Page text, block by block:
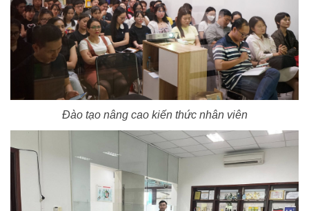
Đào tạo nâng cao kiến thức nhân viên